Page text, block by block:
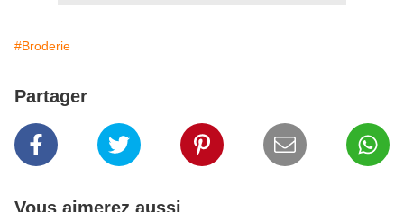
#Broderie
Partager
Vous aimerez aussi